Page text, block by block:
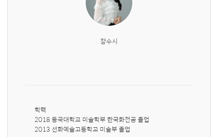
장수시
학력
2018 동국대학교 미술학부 한국화전공 졸업
2013 선화예술고등학교 미술부 졸업